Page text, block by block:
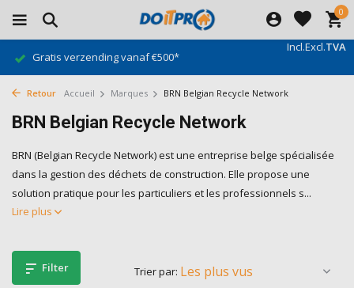
0
Incl.Excl.TVA
Gratis verzending vanaf €500*
Retour Accueil Marques BRN Belgian Recycle Network
BRN Belgian Recycle Network
BRN (Belgian Recycle Network) est une entreprise belge spécialisée
dans la gestion des déchets de construction. Elle propose une
solution pratique pour les particuliers et les professionnels s...
Lire plus
Filter Trier par: